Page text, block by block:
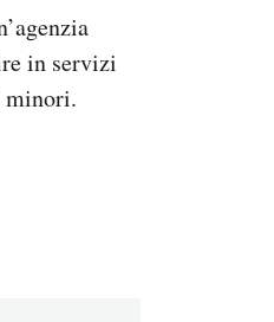
in servizi
minori.